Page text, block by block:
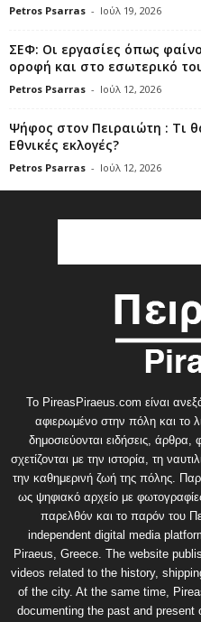
Petros Psarras - Ιούλ 19, 2026
ΣΕΦ: Οι εργασίες όπως
οροφή και στο εσωτερικό
Petros Psarras - Ιούλ 12, 2026
Ψήφος στον Πειραιώτη : Τι
Εθνικές εκλογές?
Petros Psarras - Ιούλ 12, 2026
Το PireasPiraeus.com είναι
αφιερωμένο στην πόλη και το
δημοσιεύονται ειδήσεις, άρθρα,
σχετίζονται με την ιστορία, τη
την καθημερινή ζωή της πόλης.
ως ψηφιακό αρχείο με
παρελθόν και το παρόν του
independent digital media
Piraeus, Greece. The website
videos related to the history,
of the city. At the same time,
documenting the past and present